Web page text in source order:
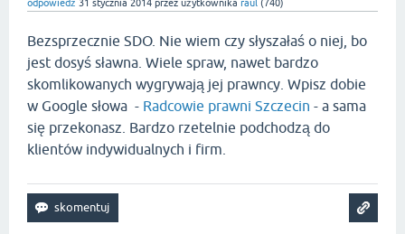
odpowiedź 31 stycznia 2014 przez użytkownika raul (740)
Bezsprzecznie SDO. Nie wiem czy słyszałaś o niej, bo
jest dosyś sławna. Wiele spraw, nawet bardzo
skomlikowanych wygrywają jej prawncy. Wpisz dobie
w Google słowa - Radcowie prawni Szczecin - a sama
się przekonasz. Bardzo rzetelnie podchodzą do
klientów indywidualnych i firm.